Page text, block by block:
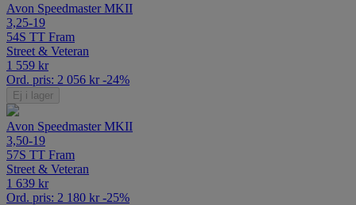
Avon Speedmaster MKII
3,25-19
54S TT Fram
Street & Veteran
1 559 kr
Ord. pris: 2 056 kr -24%
Ej i lager
Avon Speedmaster MKII
3,50-19
57S TT Fram
Street & Veteran
1 639 kr
Ord. pris: 2 180 kr -25%